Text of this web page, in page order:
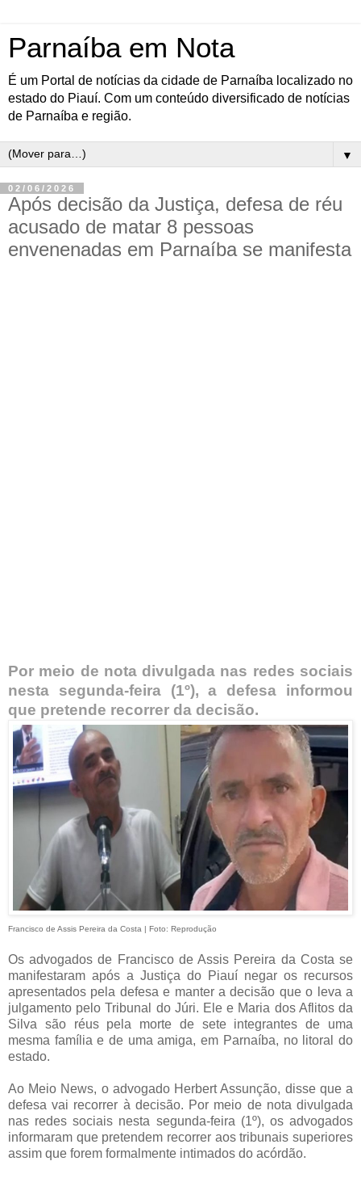
Parnaíba em Nota
É um Portal de notícias da cidade de Parnaíba localizado no
estado do Piauí. Com um conteúdo diversificado de notícias
de Parnaíba e região.
▼
02/06/2026
Após decisão da Justiça, defesa de réu
acusado de matar 8 pessoas
envenenadas em Parnaíba se manifesta
Por meio de nota divulgada nas redes sociais
nesta segunda-feira (1º), a defesa informou
que pretende recorrer da decisão.
Francisco de Assis Pereira da Costa | Foto: Reprodução
Os advogados de Francisco de Assis Pereira da Costa se
manifestaram após a Justiça do Piauí negar os recursos
apresentados pela defesa e manter a decisão que o leva a
julgamento pelo Tribunal do Júri. Ele e Maria dos Aflitos da
Silva são réus pela morte de sete integrantes de uma
mesma família e de uma amiga, em Parnaíba, no litoral do
estado.
Ao Meio News, o advogado Herbert Assunção, disse que a
defesa vai recorrer à decisão. Por meio de nota divulgada
nas redes sociais nesta segunda-feira (1º), os advogados
informaram que pretendem recorrer aos tribunais superiores
assim que forem formalmente intimados do acórdão.